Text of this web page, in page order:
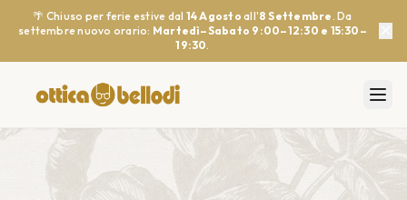
🌴 Chiuso per ferie estive dal 14 Agosto all'8 Settembre . Da
settembre nuovo orario: Martedì–Sabato 9:00–12:30 e 15:30–
19:30.